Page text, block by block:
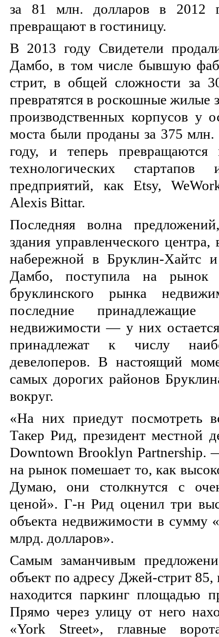
за 81 млн. долларов в 2012
превращают в гостиницу.
В 2013 году Свидетели
Дамбо, в том числе бывшую
стрит, в общей сложности за
превратятся в роскошные
производственных корпусов у
моста были проданы за 375 млн.
году, и теперь
технологических
предприятий, как Etsy,
Alexis Bittar.
Последняя волна
здания управленческого
набережной в Бруклин-Хайтс
Дамбо, поступила на рынок
бруклинского рынка
последние принадлежащие
недвижимости — у них
принадлежат к числу
девелоперов. В настоящий
самых дорогих районов
вокруг.
«На них приедут посмотреть
Такер Рид, президент местной
Downtown Brooklyn
на рынок помешает то, как
Думаю, они столкнутся с
ценой». Г-н Рид оценил три
объекта недвижимости в сумму
млрд. долларов».
Самым заманчивым
объект по адресу Джей-стрит
находится паркинг площадью
Прямо через улицу от него
«York Street», главные